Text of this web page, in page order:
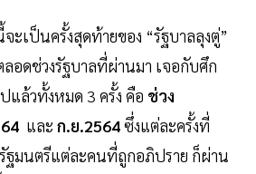
จะเป็นครั้งสุดท้ายของ “รัฐบาลลุงตู่”
อดช่วงรัฐบาลที่ผ่านมา เจอกับศึก
แล้วทั้งหมด 3 ครั้ง คือ ช่วง
และ ก.ย.2564ซึ่งแต่ละครั้งที่
ฐมนตรีแต่ละคนที่ถูกอภิปราย ก็ผ่าน